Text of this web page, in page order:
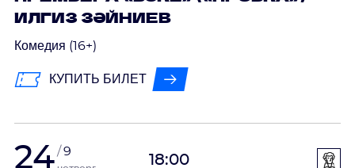
ИЛГИЗ ЗӘЙНИЕВ
Комедия (16+)
КУПИТЬ БИЛЕТ
24 9
18:00